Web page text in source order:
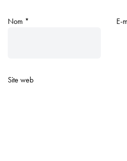
Nom * E-
Site web